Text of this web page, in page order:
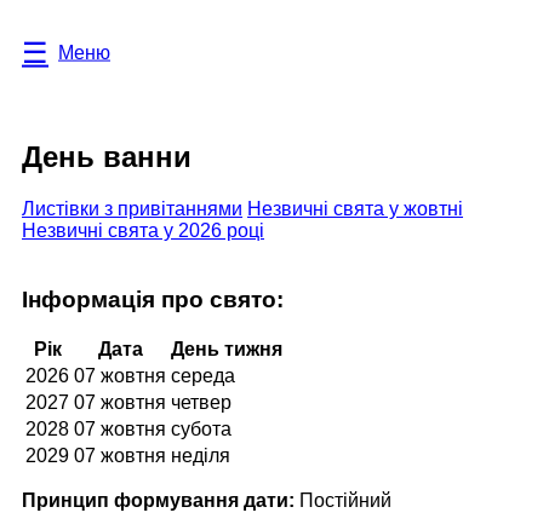
Меню
День ванни
Листівки з привітаннями Незвичні свята у жовтні
Незвичні свята у 2026 році
Інформація про свято:
Рік Дата
День тижня
2026 07 жовтня середа
2027 07 жовтня четвер
2028 07 жовтня субота
2029 07 жовтня неділя
Принцип формування дати: Постійний